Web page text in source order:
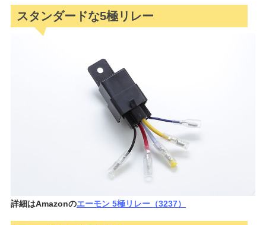
スタンダードな5極リレー
詳細はAmazonのエーモン 5極リレー（3237）